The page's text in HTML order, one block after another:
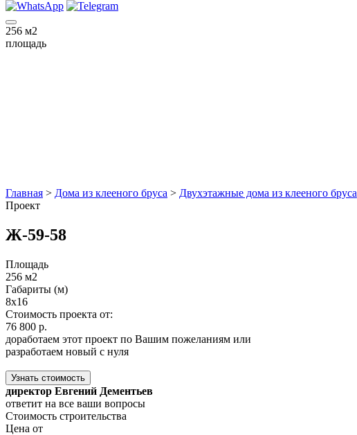
256 м2
площадь
Главная > Дома из клееного бруса > Двухэтажные дома из клееного бруса
Проект
Ж-59-58
Площадь
256 м2
Габариты (м)
8x16
Стоимость проекта от:
76 800 р.
доработаем этот проект по Вашим пожеланиям или
разработаем новый с нуля
Узнать стоимость
директор Евгений Дементьев
ответит на все ваши вопросы
Стоимость строительства
Цена от